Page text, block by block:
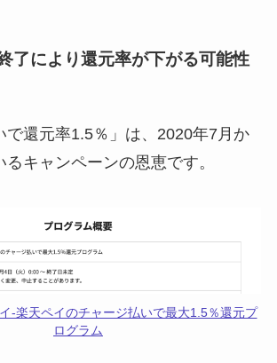
了により還元率が下がる可能性
で還元率1.5％」は、2020年7月か
るキャンペーンの恩恵です。
-楽天ペイのチャージ払いで最大1.5％還元プ
ログラム